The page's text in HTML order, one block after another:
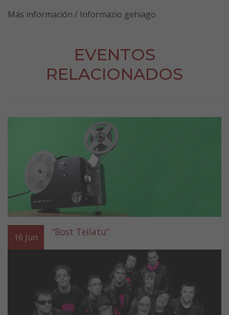
Más información / Informazio gehiago
EVENTOS
RELACIONADOS
16 Jun “Bost Teilatu”